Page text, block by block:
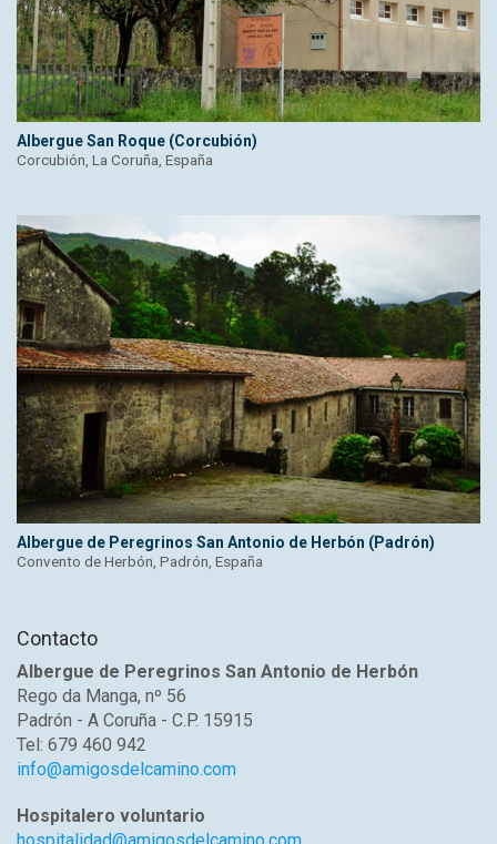
Albergue San Roque (Corcubión)
Corcubión, La Coruña, España
Albergue de Peregrinos San Antonio de Herbón (Padrón)
Convento de Herbón, Padrón, España
Contacto
Albergue de Peregrinos San Antonio de Herbón
Rego da Manga, nº 56
Padrón - A Coruña - C.P. 15915
Tel: 679 460 942
info@amigosdelcamino.com
Hospitalero voluntario